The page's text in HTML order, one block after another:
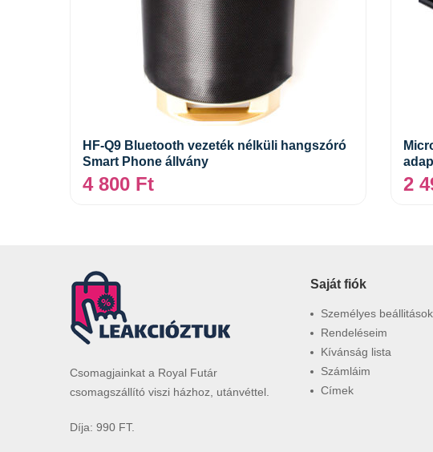
Tovább
HF-Q9 Bluetooth vezeték nélküli hangszóró
Smart Phone állvány
4 800 Ft 2
Csomagjainkat a Royal Futár
csomagszállító viszi házhoz, utánvéttel.
Díja: 990 FT.
Saját fiók
Személyes beállitások
Rendeléseim
Kívánság lista
Számláim
Címek